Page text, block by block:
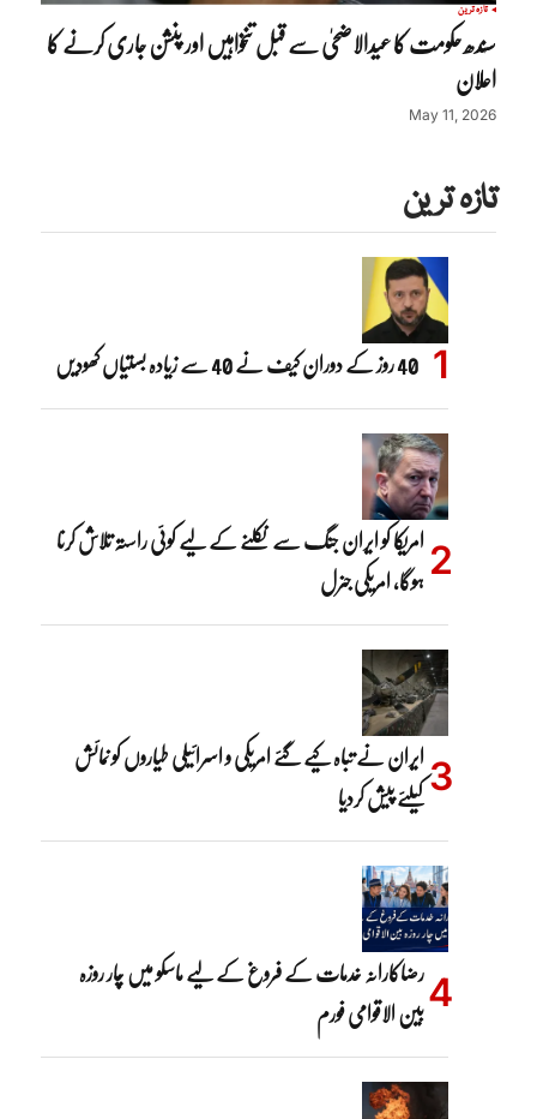
تازہ ترین
سندھ حکومت کا عیدالاضحیٰ سے قبل تنخواہیں اور پنشن جاری کرنے کا
اعلان
May 11, 2026
تازہ ترین
40 روز کے دوران کیف نے 40 سے زیادہ بستیاں کھودیں
امریکا کو ایران جنگ سے نکلنے کے لیے کوئی راستہ تلاش کرنا
ہوگا، امریکی جنرل
ایران نے تباہ کیے گئے امریکی و اسرائیلی طیاروں کو نمائش
کیلئے پیش کردیا
رضاکارانہ خدمات کے فروغ کے لیے ماسکو میں چار روزہ
بین الاقوامی فورم